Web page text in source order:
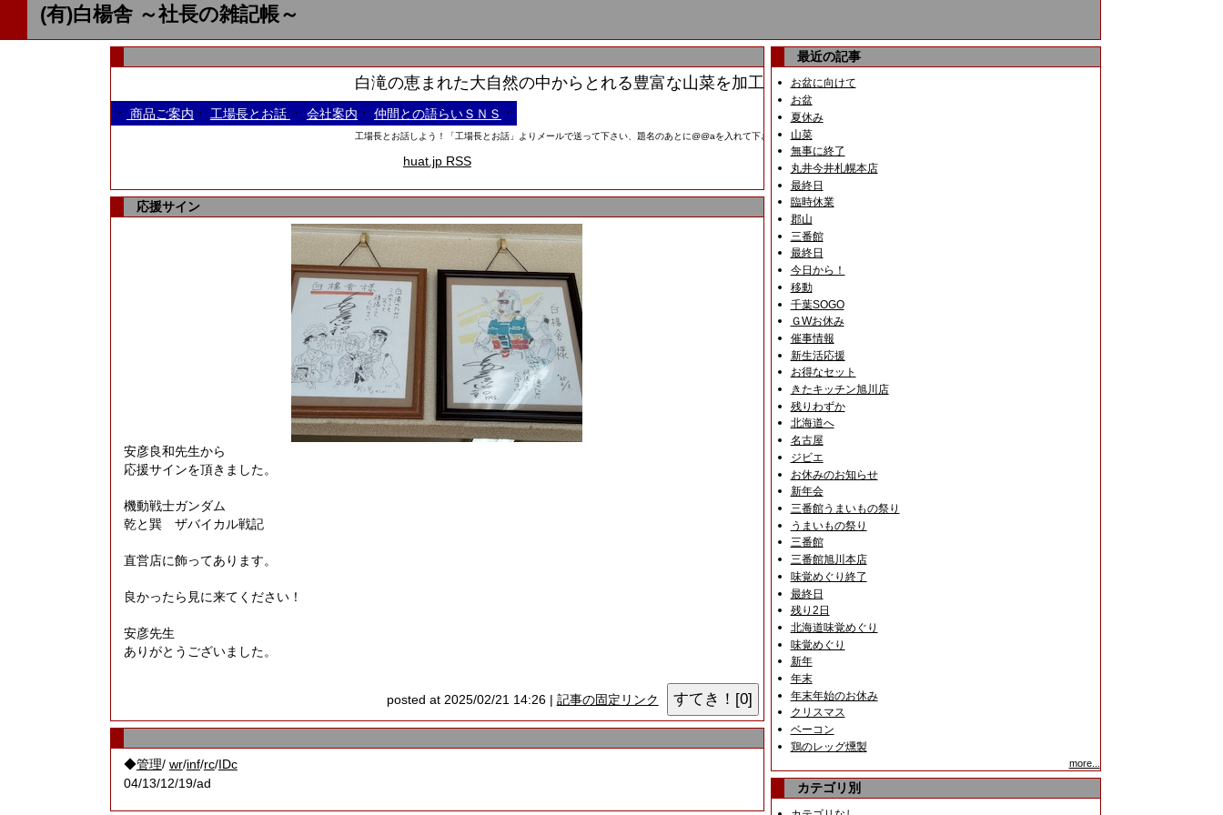
(有)白楊舎 ～社長の雑記帳～
最近の記事
お盆に向けて
お盆
夏休み
山菜
無事に終了
丸井今井札幌本店
最終日
臨時休業
郡山
三番館
最終日
今日から！
移動
千葉SOGO
ＧWお休み
催事情報
新生活応援
お得なセット
きたキッチン旭川店
残りわずか
北海道へ
名古屋
ジビエ
お休みのお知らせ
新年会
三番館うまいもの祭り
うまいもの祭り
三番館
三番館旭川本店
味覚めぐり終了
最終日
残り2日
北海道味覚めぐり
味覚めぐり
新年
年末
年末年始のお休み
クリスマス
ベーコン
鶏のレッグ燻製
more...
カテゴリ別
白滝の恵まれた大自然の中からとれる豊富な山菜を加工した缶詰などは、自然の香りとしてご好評を頂いております
・ 商品ご案内 ・ 工場長とお話 ・ 会社案内 ・ 仲間との語らいＳＮＳ ・
工場長とお話しよう！「工場長とお話」よりメールで送って下さい、題名のあとに@@aを入れて下さい。画像は携帯用に小さくして下さい。
huat.jp RSS
応援サイン
安彦良和先生から
応援サインを頂きました。
機動戦士ガンダム
乾と巽 ザバイカル戦記
直営店に飾ってあります。
良かったら見に来てください！
安彦先生
ありがとうございました。
posted at 2025/02/21 14:26 | 記事の固定リンク
◆管理/ wr/inf/rc/IDc
04/13/12/19/ad